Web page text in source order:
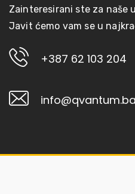
Zainteresirani ste za naše
Javit ćemo vam se u
+387 62 103 204
info@qvantum.ba